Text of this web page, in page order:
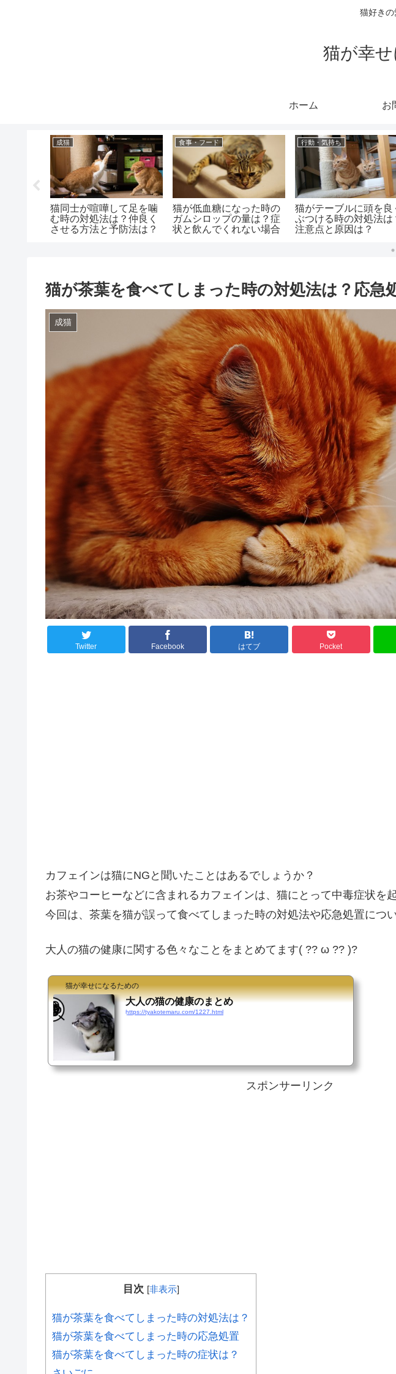
猫好き
猫が幸
ホーム お
成猫
猫同士が喧嘩して足を噛
む時の対処法は？仲良く
させる方法と予防法は？
食事・フード
猫が低血糖になった時の
ガムシロップの量は？症
状と飲んでくれない場合
行動・気持ち
猫がテーブルに頭を良
ぶつける時の対処法は
注意点と原因は？
猫が茶葉を食べてしまった時の対処法は？応急
成猫
Twitter Facebook はてブ Pocket
カフェインは猫にNGと聞いたことはあるでしょうか？
お茶やコーヒーなどに含まれるカフェインは、猫にとって中毒症状を
今回は、茶葉を猫が誤って食べてしまった時の対処法や応急処置につ
大人の猫の健康に関する色々なことをまとめてます( ?? ω ?? )?
猫が幸せになるための
大人の猫の健康のまとめ
https://tyakotemaru.com/1227.html
スポンサーリンク
目次 [非表示]
猫が茶葉を食べてしまった時の対処法は？
猫が茶葉を食べてしまった時の応急処置
猫が茶葉を食べてしまった時の症状は？